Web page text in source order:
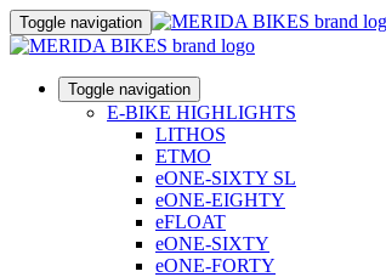
Toggle navigation
Toggle navigation
E-BIKE HIGHLIGHTS
LITHOS
ETMO
eONE-SIXTY SL
eONE-EIGHTY
eFLOAT
eONE-SIXTY
eONE-FORTY